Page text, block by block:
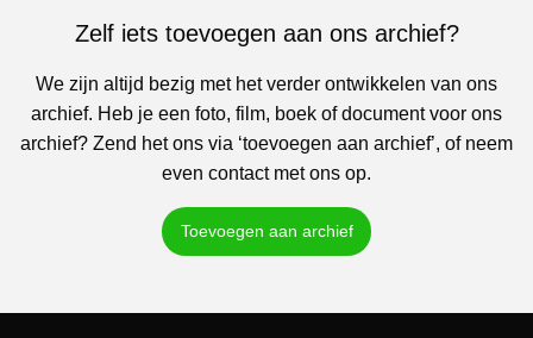
Zelf iets toevoegen aan ons archief?
We zijn altijd bezig met het verder ontwikkelen van ons
archief. Heb je een foto, film, boek of document voor ons
archief? Zend het ons via ‘toevoegen aan archief’, of neem
even contact met ons op.
Toevoegen aan archief